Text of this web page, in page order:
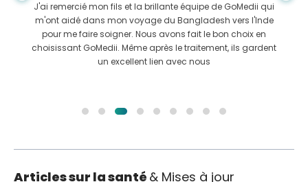
J'ai remercié mon fils et la brillante équipe de GoMedii qui
m'ont aidé dans mon voyage du Bangladesh vers l'Inde
pour me faire soigner. Nous avons fait le bon choix en
choisissant GoMedii. Même après le traitement, ils gardent
un excellent lien avec nous
Articles sur la santé & Mises à jour